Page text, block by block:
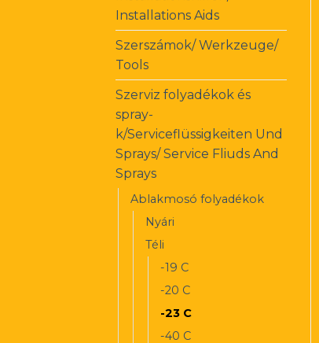
Installations Aids
Szerszámok/ Werkzeuge/
Tools
Szerviz folyadékok és
spray-
k/Serviceflüssigkeiten Und
Sprays/ Service Fliuds And
Sprays
Ablakmosó folyadékok
Nyári
Téli
-19 C
-20 C
-23 C
-40 C